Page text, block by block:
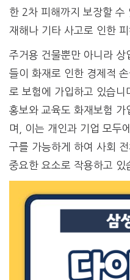
한 2차 피해까지 보장할 수
재해나 기타 사고로 인한
주거용 건물뿐만 아니라
들이 화재로 인한 경제적
로 보험에 가입하고 있습
홍보와 교육도 화재보험 가
며, 이는 개인과 기업 모두
구를 가능하게 하여 사회
중요한 요소로 작용하고 있